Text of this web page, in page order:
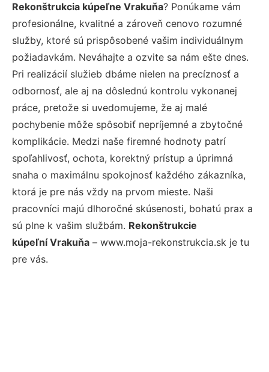
Rekonštrukcia kúpeľne Vrakuňa? Ponúkame vám
profesionálne, kvalitné a zároveň cenovo rozumné
služby, ktoré sú prispôsobené vašim individuálnym
požiadavkám. Neváhajte a ozvite sa nám ešte dnes.
Pri realizácií služieb dbáme nielen na precíznosť a
odbornosť, ale aj na dôslednú kontrolu vykonanej
práce, pretože si uvedomujeme, že aj malé
pochybenie môže spôsobiť nepríjemné a zbytočné
komplikácie. Medzi naše firemné hodnoty patrí
spoľahlivosť, ochota, korektný prístup a úprimná
snaha o maximálnu spokojnosť každého zákazníka,
ktorá je pre nás vždy na prvom mieste. Naši
pracovníci majú dlhoročné skúsenosti, bohatú prax a
sú plne k vašim službám. Rekonštrukcie
kúpeľní Vrakuňa – www.moja-rekonstrukcia.sk je tu
pre vás.